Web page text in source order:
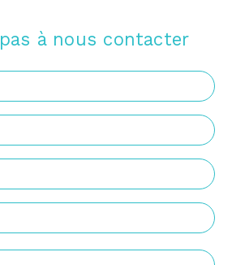
à nous contacter